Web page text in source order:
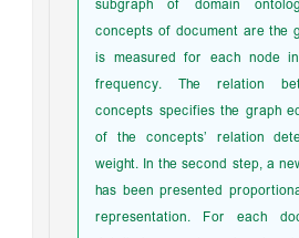
subgraph of domain
concepts of document are the
is measured for each node
frequency. The relation
concepts specifies the graph
of the concepts’ relation
weight. In the second step, a
has been presented
representation. For each